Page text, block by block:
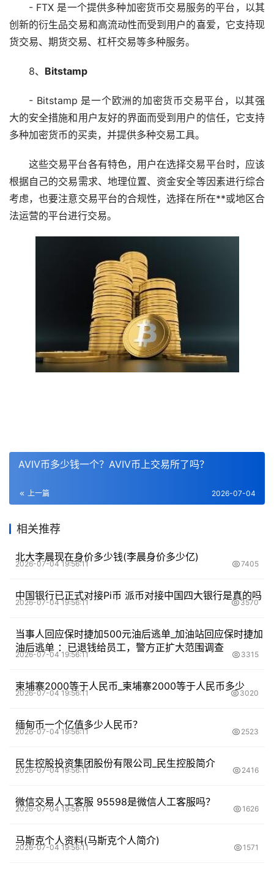
- FTX 是一个提供多种加密货币交易服务的平台，以其
创新的衍生品交易和高流动性而受到用户的喜爱，它支持现
货交易、期货交易、杠杆交易等多种服务。
8、 Bitstamp
- Bitstamp 是一个欧洲的加密货币交易平台，以其强
大的安全措施和用户友好的界面而受到用户的信任，它支持
多种加密货币的买卖，并提供多种交易工具。
这些交易平台各有特色，用户在选择交易平台时，应该
根据自己的交易需求、地理位置、资金安全等因素进行综合
考虑，也要注意交易平台的合规性，选择在所在**或地区合
法运营的平台进行交易。
AVIV币多少钱一个？AVIV币上交易所了吗？
上一篇 2026-07-04
相关推荐
北大李晨现在身价多少钱(李晨身价多少亿)
2026-07-04 19:56:11 7405
中国银行已正式对接Pi币 派币对接中国四大银行是真的吗
2026-07-04 19:56:11 3570
当事人回应保时捷加500元油后逃单_加油站回应保时捷加
油后逃单 ：已退钱给员工，警方正扩大范围调查
2026-07-04 19:56:11 3315
柬埔寨2000等于人民币_柬埔寨2000等于人民币多少
2026-07-04 19:56:11 3020
缅甸币一个亿值多少人民币？
2026-07-04 19:56:11 2523
民生控股投资集团股份有限公司_民生控股简介
2026-07-04 19:56:11 2416
微信交易人工客服 95598是微信人工客服吗？
2026-07-04 19:56:11 1626
马斯克个人资料(马斯克个人简介)
2026-07-04 19:56:11 1571